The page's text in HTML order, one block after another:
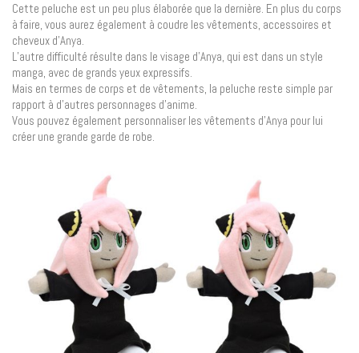
Cette peluche est un peu plus élaborée que la dernière. En plus du corps
à faire, vous aurez également à coudre les vêtements, accessoires et
cheveux d’Anya.
L’autre difficulté résulte dans le visage d’Anya, qui est dans un style
manga, avec de grands yeux expressifs.
Mais en termes de corps et de vêtements, la peluche reste simple par
rapport à d’autres personnages d’anime.
Vous pouvez également personnaliser les vêtements d’Anya pour lui
créer une grande garde de robe.